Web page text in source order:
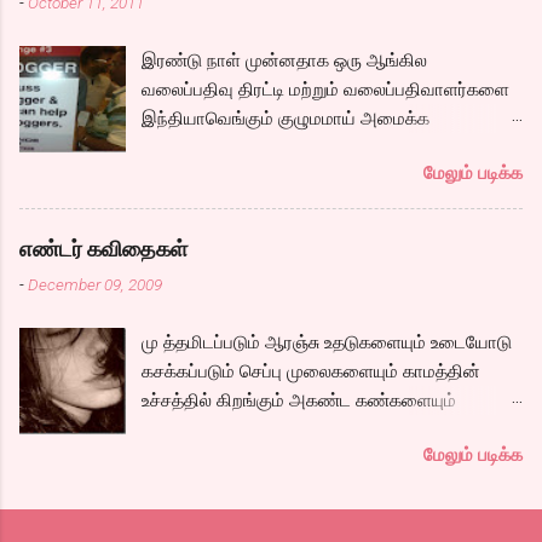
ஆறு போல ஓடுகிறது படம். பெரியதாய் கதை ஏதும்
நகராவிட்டாலும், ரீமாவின் அதிரடி கேரக்டரும்,
ஆண்ட்ரியாவின் அமைதியான கேரக்டரும்,
கார்த்தியின் அடாவடி, தடாலடி வெட்டி பேச்சு க...
இரண்டு நாள் முன்னதாக ஒரு ஆங்கில
வலைப்பதிவு திரட்டி மற்றும் வலைப்பதிவாளர்களை
இந்தியாவெங்கும் குழுமமாய் அமைக்க
பதிவர் சந்திப்புக்கு ஏற்பாடு செய்திருந்தது.
இவர்கள் வருடா வருடம் நடத்துவதுதான். இம்முறை
நிறைய தமிழ் வலைப்பூக்கள் நடத்துபவர்களும்
கலந்து கொண்டோம்.
மேலும் படிக்க
எண்டர் கவிதைகள்
-December 09, 2009
மு த்தமிடப்படும் ஆரஞ்சு உதடுகளையும் உடையோடு
கசக்கப்படும் செப்பு முலைகளையும் காமத்தின்
உச்சத்தில் கிறங்கும் அகண்ட கண்களையும்
நீண்ட பயணமாய் வருடிச் செல்லும் பாம்புத்மேலும் படிக்க